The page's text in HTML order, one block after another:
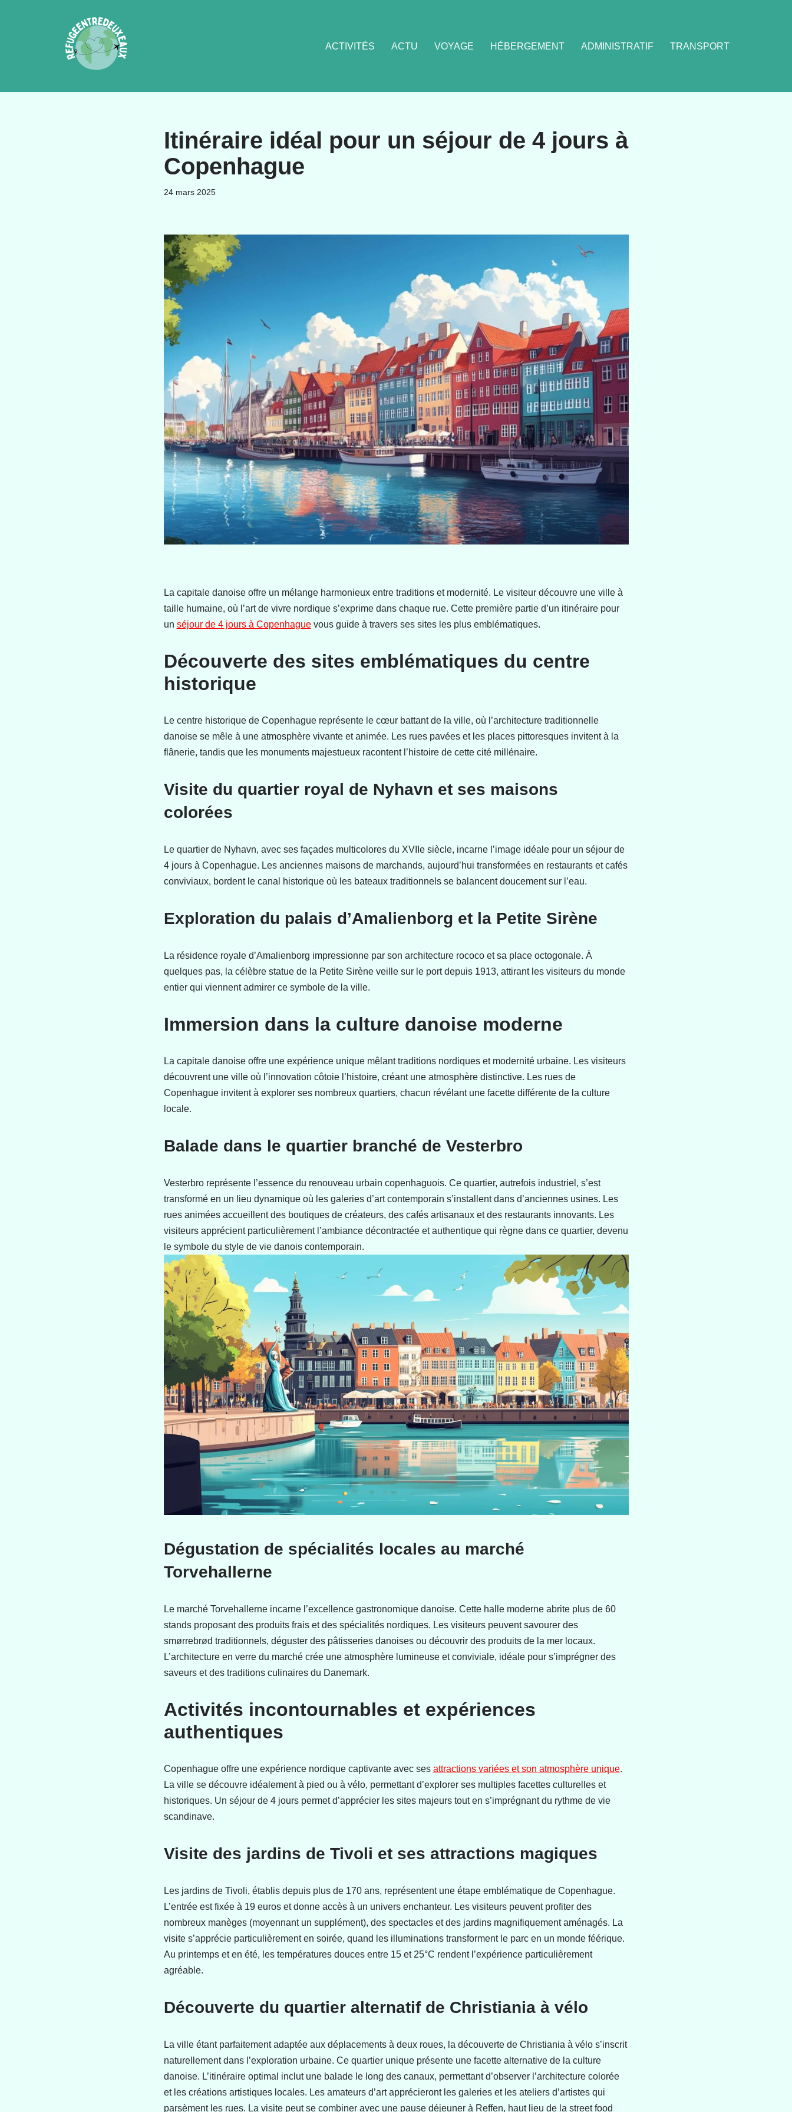
ACTIVITÉS ACTU VOYAGE HÉBERGEMENT ADMINISTRATIF TRANSPORT
Itinéraire idéal pour un séjour de 4 jours à
Copenhague
24 mars 2025
La capitale danoise offre un mélange harmonieux entre traditions et modernité. Le visiteur découvre une ville à
taille humaine, où l’art de vivre nordique s’exprime dans chaque rue. Cette première partie d’un itinéraire pour
un séjour de 4 jours à Copenhaguevous guide à travers ses sites les plus emblématiques.
Découverte des sites emblématiques du centre
historique
Le centre historique de Copenhague représente le cœur battant de la ville, où l’architecture traditionnelle
danoise se mêle à une atmosphère vivante et animée. Les rues pavées et les places pittoresques invitent à la
flânerie, tandis que les monuments majestueux racontent l’histoire de cette cité millénaire.
Visite du quartier royal de Nyhavn et ses maisons
colorées
Le quartier de Nyhavn, avec ses façades multicolores du XVIIe siècle, incarne l’image idéale pour un séjour de
4 jours à Copenhague. Les anciennes maisons de marchands, aujourd’hui transformées en restaurants et cafés
conviviaux, bordent le canal historique où les bateaux traditionnels se balancent doucement sur l’eau.
Exploration du palais d’Amalienborg et la Petite Sirène
La résidence royale d’Amalienborg impressionne par son architecture rococo et sa place octogonale. À
quelques pas, la célèbre statue de la Petite Sirène veille sur le port depuis 1913, attirant les visiteurs du monde
entier qui viennent admirer ce symbole de la ville.
Immersion dans la culture danoise moderne
La capitale danoise offre une expérience unique mêlant traditions nordiques et modernité urbaine. Les visiteurs
découvrent une ville où l’innovation côtoie l’histoire, créant une atmosphère distinctive. Les rues de
Copenhague invitent à explorer ses nombreux quartiers, chacun révélant une facette différente de la culture
locale.
Balade dans le quartier branché de Vesterbro
Vesterbro représente l’essence du renouveau urbain copenhaguois. Ce quartier, autrefois industriel, s’est
transformé en un lieu dynamique où les galeries d’art contemporain s’installent dans d’anciennes usines. Les
rues animées accueillent des boutiques de créateurs, des cafés artisanaux et des restaurants innovants. Les
visiteurs apprécient particulièrement l’ambiance décontractée et authentique qui règne dans ce quartier, devenu
le symbole du style de vie danois contemporain.
Dégustation de spécialités locales au marché
Torvehallerne
Le marché Torvehallerne incarne l’excellence gastronomique danoise. Cette halle moderne abrite plus de 60
stands proposant des produits frais et des spécialités nordiques. Les visiteurs peuvent savourer des
smørrebrød traditionnels, déguster des pâtisseries danoises ou découvrir des produits de la mer locaux.
L’architecture en verre du marché crée une atmosphère lumineuse et conviviale, idéale pour s’imprégner des
saveurs et des traditions culinaires du Danemark.
Activités incontournables et expériences
authentiques
Copenhague offre une expérience nordique captivante avec ses attractions variées et son atmosphère unique.
La ville se découvre idéalement à pied ou à vélo, permettant d’explorer ses multiples facettes culturelles et
historiques. Un séjour de 4 jours permet d’apprécier les sites majeurs tout en s’imprégnant du rythme de vie
scandinave.
Visite des jardins de Tivoli et ses attractions magiques
Les jardins de Tivoli, établis depuis plus de 170 ans, représentent une étape emblématique de Copenhague.
L’entrée est fixée à 19 euros et donne accès à un univers enchanteur. Les visiteurs peuvent profiter des
nombreux manèges (moyennant un supplément), des spectacles et des jardins magnifiquement aménagés. La
visite s’apprécie particulièrement en soirée, quand les illuminations transforment le parc en un monde féérique.
Au printemps et en été, les températures douces entre 15 et 25°C rendent l’expérience particulièrement
agréable.
Découverte du quartier alternatif de Christiania à vélo
La ville étant parfaitement adaptée aux déplacements à deux roues, la découverte de Christiania à vélo s’inscrit
naturellement dans l’exploration urbaine. Ce quartier unique présente une facette alternative de la culture
danoise. L’itinéraire optimal inclut une balade le long des canaux, permettant d’observer l’architecture colorée
et les créations artistiques locales. Les amateurs d’art apprécieront les galeries et les ateliers d’artistes qui
parsèment les rues. La visite peut se combiner avec une pause déjeuner à Reffen, haut lieu de la street food